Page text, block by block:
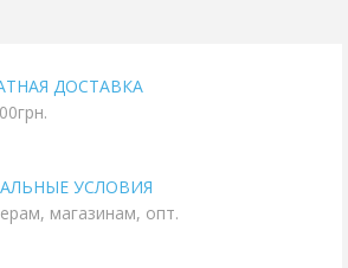
ДОСТАВКА
УСЛОВИЯ
магазинам, опт.